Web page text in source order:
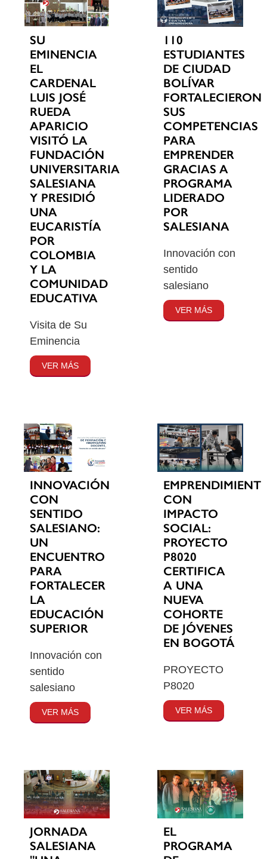
SU
EMINENCIA
EL
CARDENAL
LUIS JOSÉ
RUEDA
APARICIO
VISITÓ LA
FUNDACIÓN
UNIVERSITARIA
SALESIANA
Y PRESIDIÓ
UNA
EUCARISTÍA
POR
COLOMBIA
Y LA
COMUNIDAD
EDUCATIVA
Visita de Su
Eminencia
VER MÁS
110
ESTUDIANTES
DE CIUDAD
BOLÍVAR
FORTALECIERON
SUS
COMPETENCIAS
PARA
EMPRENDER
GRACIAS A
PROGRAMA
LIDERADO
POR
SALESIANA
Innovación con
sentido
salesiano
VER MÁS
INNOVACIÓN
CON
SENTIDO
SALESIANO:
UN
ENCUENTRO
PARA
FORTALECER
LA
EDUCACIÓN
SUPERIOR
Innovación con
sentido
salesiano
VER MÁS
CON
IMPACTO
SOCIAL:
PROYECTO
P8020
CERTIFICA
A UNA
NUEVA
COHORTE
DE JÓVENES
EN BOGOTÁ
PROYECTO
P8020
VER MÁS
JORNADA
SALESIANA
EL
PROGRAMA